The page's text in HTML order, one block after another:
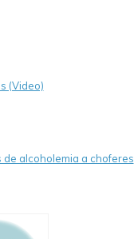
(Video)
de alcoholemia a choferes